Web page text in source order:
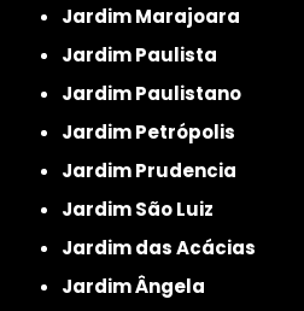
Jardim Marajoara
Jardim Paulista
Jardim Paulistano
Jardim Petrópolis
Jardim Prudencia
Jardim São Luiz
Jardim das Acácias
Jardim Ângela